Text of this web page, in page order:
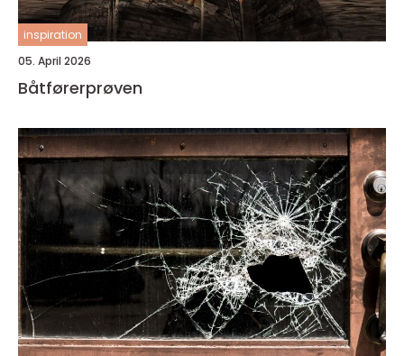
inspiration
05. April 2026
Båtførerprøven